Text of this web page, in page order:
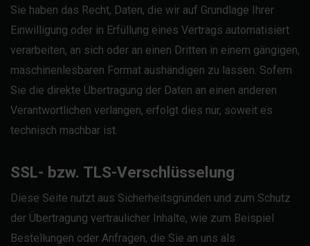
Sie haben das Recht, Daten, die wir auf Grundlage Ihrer
Einwilligung oder in Erfüllung eines Vertrags automatisiert
verarbeiten, an sich oder an einen Dritten in einem gängigen,
maschinenlesbaren Format aushändigen zu lassen. Sofern
Sie die direkte Übertragung der Daten an einen anderen
Verantwortlichen verlangen, erfolgt dies nur, soweit es
technisch machbar ist.
SSL- bzw. TLS-Verschlüsselung
Diese Seite nutzt aus Sicherheitsgründen und zum Schutz
der Übertragung vertraulicher Inhalte, wie zum Beispiel
Bestellungen oder Anfragen, die Sie an uns als